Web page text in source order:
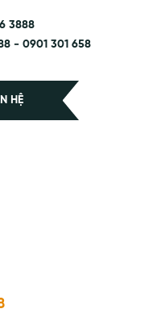
3888
- 0901 301 658
HỆ